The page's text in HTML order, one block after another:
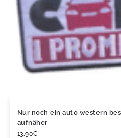
Nur noch ein auto western
aufnäher
13,90€